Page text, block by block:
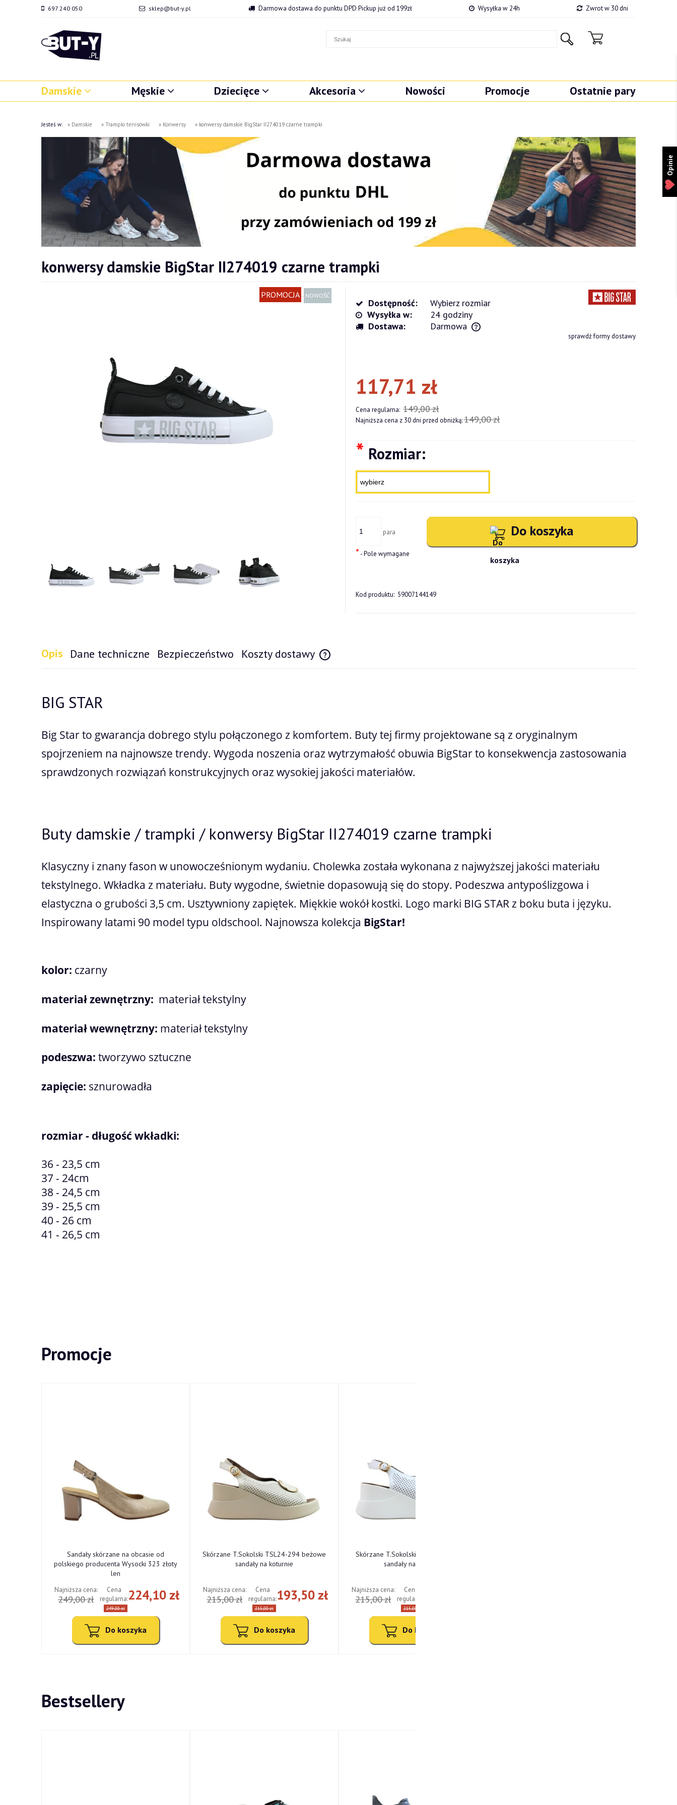
697 240 050 sklep@but-y.pl Darmowa dostawa do punktu DPD Pickup już od 199zł Wysyłka w 24h Zwrot w 30 dni
Damskie Męskie Dziecięce Akcesoria Nowości Promocje Ostatnie pary
Jesteś w: » Damskie » Trampki tenisówki » Konwersy » konwersy damskie BigStar II274019 czarne trampki
konwersy damskie BigStar II274019 czarne trampki
PROMOCJA NOWOŚĆ
Dostępność:
Wybierz rozmiar
Wysyłka w:
24 godziny
Dostawa:
Darmowa
sprawdź formy dostawy
117,71 zł
Cena regularna: 149,00 zł
Najniższa cena z 30 dni przed obniżką:149,00 zł
* Rozmiar:
para Do koszyka
* - Pole wymagane
Kod produktu: 59007144149
Opis Dane techniczne Bezpieczeństwo Koszty dostawy
BIG STAR
Big Star to gwarancja dobrego stylu połączonego z komfortem. Buty tej firmy projektowane są z oryginalnym
spojrzeniem na najnowsze trendy. Wygoda noszenia oraz wytrzymałość obuwia BigStar to konsekwencja zastosowania
sprawdzonych rozwiązań konstrukcyjnych oraz wysokiej jakości materiałów.
Buty damskie / trampki / konwersy BigStar II274019 czarne trampki
Klasyczny i znany fason w unowocześnionym wydaniu. Cholewka została wykonana z najwyższej jakości materiału
tekstylnego. Wkładka z materiału. Buty wygodne, świetnie dopasowują się do stopy. Podeszwa antypoślizgowa i
elastyczna o grubości 3,5 cm. Usztywniony zapiętek. Miękkie wokół kostki. Logo marki BIG STAR z boku buta i języku.
Inspirowany latami 90 model typu oldschool. Najnowsza kolekcja BigStar!
kolor: czarny
materiał zewnętrzny: materiał tekstylny
materiał wewnętrzny: materiał tekstylny
podeszwa: tworzywo sztuczne
zapięcie: sznurowadła
rozmiar - długość wkładki:
36 - 23,5 cm
37 - 24cm
38 - 24,5 cm
39 - 25,5 cm
40 - 26 cm
41 - 26,5 cm
Promocje
Sandały skórzane na obcasie od
polskiego producenta Wysocki 323 złoty
len
224,10 zł
Cena
regularna:
249,00 zł
Najniższa cena:
249,00 zł
Do koszyka
Skórzane T.Sokolski TSL24-294 beżowe
sandały na koturnie
193,50 zł
Cena
regularna:
215,00 zł
Najniższa cena:
215,00 zł
Do koszyka
Skórzane T.Sokolski TSL24-294 białe
sandały na koturnie
Cena
regularna:
215,00 zł
Najniższa cena:
215,00 zł
Do koszyka
Bestsellery
Opinie